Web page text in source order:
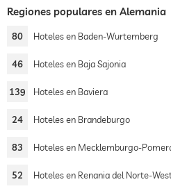
Regiones populares en Alemania
80 Hoteles en Baden-Wurtemberg
46 Hoteles en Baja Sajonia
139 Hoteles en Baviera
24 Hoteles en Brandeburgo
83 Hoteles en Mecklemburgo-
52 Hoteles en Renania del Norte-